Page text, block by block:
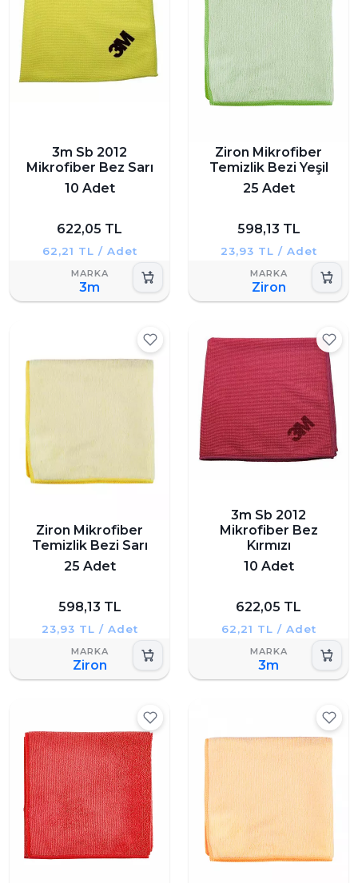
3m Sb 2012
Mikrofiber Bez Sarı
10 Adet
622,05 TL
62,21 TL / Adet
3m
Ziron Mikrofiber
Temizlik Bezi Yeşil
25 Adet
598,13 TL
23,93 TL / Adet
Ziron
Ziron Mikrofiber
Temizlik Bezi Sarı
25 Adet
598,13 TL
23,93 TL / Adet
Ziron
3m Sb 2012
Mikrofiber Bez
Kırmızı
10 Adet
622,05 TL
62,21 TL / Adet
3m